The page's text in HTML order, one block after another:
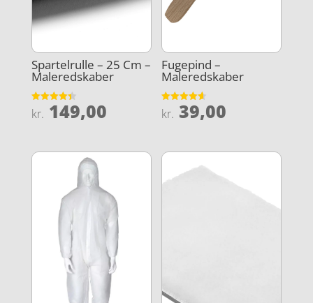
Spartelrulle – 25 Cm –
Maleredskaber
Vurderet
4.4
kr. 149,00
Fugepind –
Maleredskaber
Vurderet
4.6
kr. 39,00